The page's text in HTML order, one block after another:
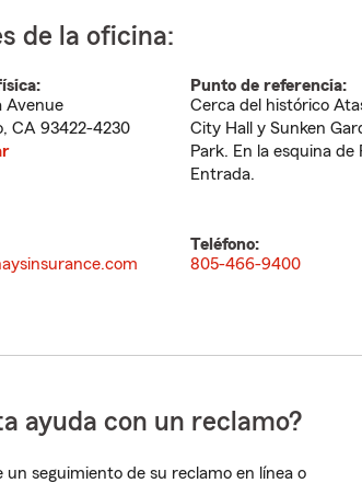
de la oficina:
Avenue
, CA 93422-4230
Punto de referencia:
Cerca del histórico
City Hall y Sunken
Park. En la esquina de
Entrada.
Teléfono:
805-466-9400
ayuda con un reclamo?
un seguimiento de su reclamo en línea o